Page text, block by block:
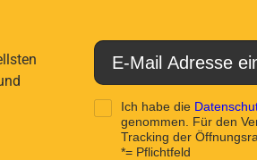
Ich habe die
genommen. Für den
Tracking der
*= Pflichtfeld